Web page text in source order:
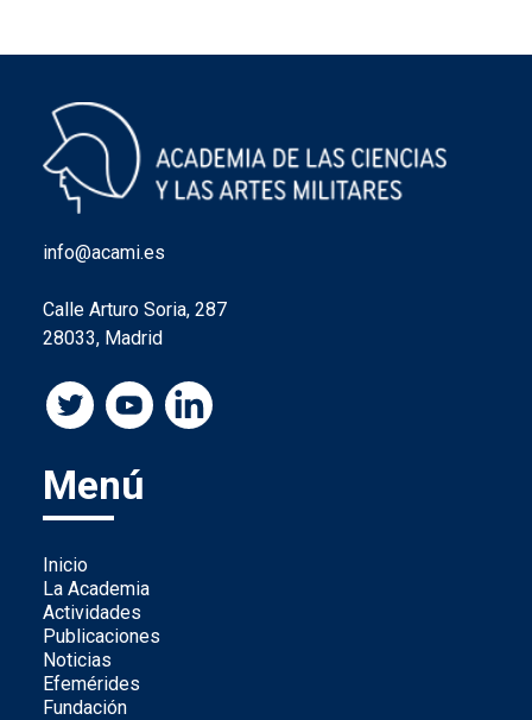
info@acami.es
Calle Arturo Soria, 287
28033, Madrid
Menú
Inicio
La Academia
Actividades
Publicaciones
Noticias
Efemérides
Fundación